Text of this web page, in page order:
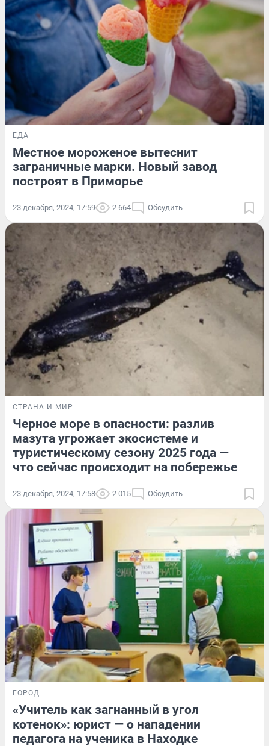
ЕДА
Местное мороженое вытеснит
заграничные марки. Новый завод
построят в Приморье
23 декабря, 2024, 17:59 2 664 Обсудить
СТРАНА И МИР
Черное море в опасности: разлив
мазута угрожает экосистеме и
туристическому сезону 2025 года —
что сейчас происходит на побережье
23 декабря, 2024, 17:58 2 015 Обсудить
ГОРОД
«Учитель как загнанный в угол
котенок»: юрист — о нападении
педагога на ученика в Находке